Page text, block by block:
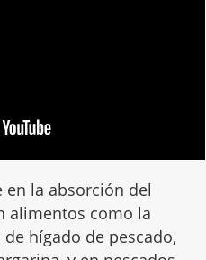
en la absorción del
alimentos como la
hígado de pescado,